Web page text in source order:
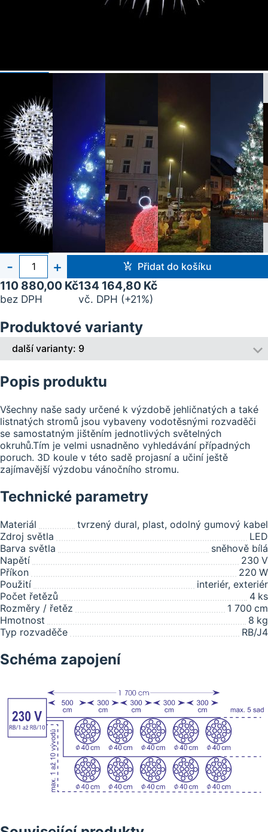
Počet
kusů
- + Přidat do košíku
110 880,00 Kč
bez DPH
134 164,80 Kč
vč. DPH (+21%)
Produktové varianty
další varianty: 9
Popis produktu
Všechny naše sady určené k výzdobě jehličnatých a také
listnatých stromů jsou vybaveny vodotěsnými rozvaděči
se samostatným jištěním jednotlivých světelných
okruhů.Tím je velmi usnadněno vyhledávání případných
poruch. 3D koule v této sadě projasní a učiní ještě
zajímavější výzdobu vánočního stromu.
Technické parametry
Materiál
tvrzený dural, plast, odolný gumový kabel
Zdroj světla
LED
Barva světla
sněhově bílá
Napětí
230 V
Příkon
220 W
Použití
interiér, exteriér
Počet řetězů
4 ks
Rozměry / řetěz
1 700 cm
Hmotnost
8 kg
Typ rozvaděče
RB/J4
Schéma zapojení